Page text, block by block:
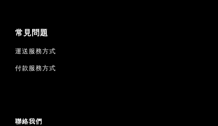
常見問題
運送服務方式
付款服務方式
聯絡我們